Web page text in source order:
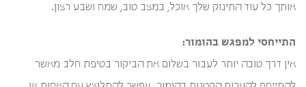
אותך כל עוד התינוק שלך אוכל, במצב טוב, שמח ושבע רצון.
התייחסי למפגש בהומור:
אין דרך טובה יותר לעבור בשלום את הביקור בטיפת חלב מאשר